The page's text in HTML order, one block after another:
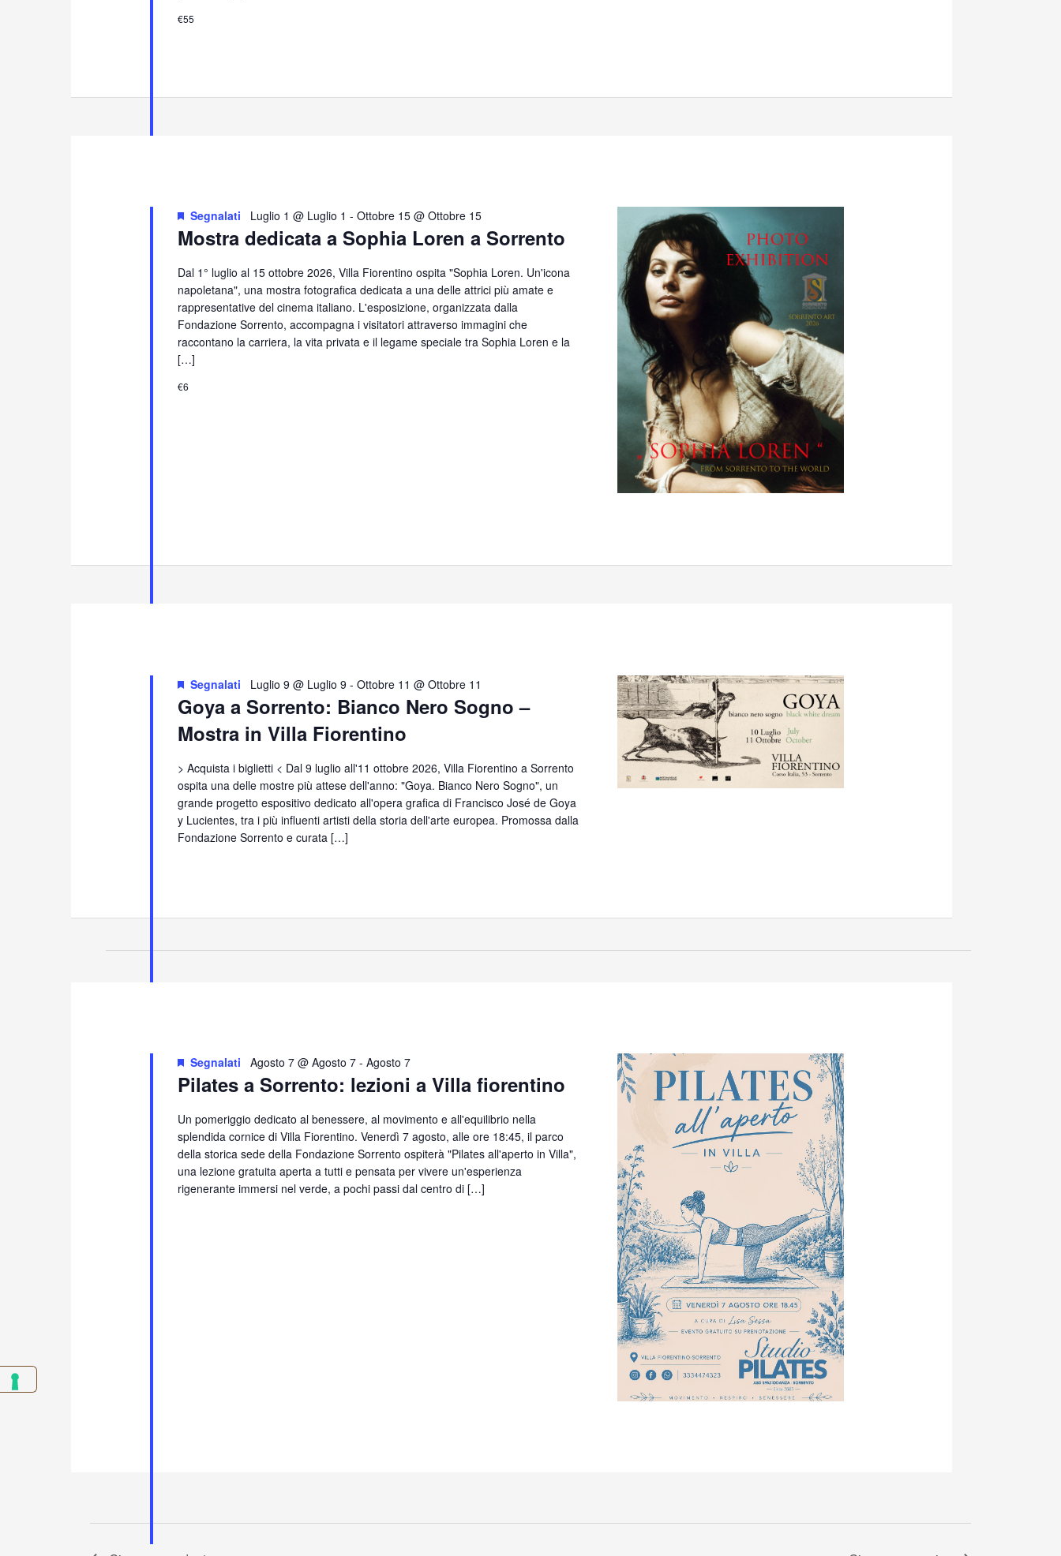
€55
Mostra dedicata a Sophia Loren a Sorrento
Segnalati Luglio 1 @ Luglio 1 -Ottobre 15 @ Ottobre 15
Dal 1° luglio al 15 ottobre 2026, Villa Fiorentino ospita "Sophia Loren. Un'icona
napoletana", una mostra fotografica dedicata a una delle attrici più amate e
rappresentative del cinema italiano. L'esposizione, organizzata dalla
Fondazione Sorrento, accompagna i visitatori attraverso immagini che
raccontano la carriera, la vita privata e il legame speciale tra Sophia Loren e la
[…]
€6
Goya a Sorrento: Bianco Nero Sogno –
Mostra in Villa Fiorentino
Segnalati Luglio 9 @ Luglio 9 -Ottobre 11 @ Ottobre 11
> Acquista i biglietti < Dal 9 luglio all'11 ottobre 2026, Villa Fiorentino a Sorrento
ospita una delle mostre più attese dell'anno: "Goya. Bianco Nero Sogno", un
grande progetto espositivo dedicato all'opera grafica di Francisco José de Goya
y Lucientes, tra i più influenti artisti della storia dell'arte europea. Promossa dalla
Fondazione Sorrento e curata […]
Pilates a Sorrento: lezioni a Villa fiorentino
Segnalati Agosto 7 @ Agosto 7 -Agosto 7
Un pomeriggio dedicato al benessere, al movimento e all'equilibrio nella
splendida cornice di Villa Fiorentino. Venerdì 7 agosto, alle ore 18:45, il parco
della storica sede della Fondazione Sorrento ospiterà "Pilates all'aperto in Villa",
una lezione gratuita aperta a tutti e pensata per vivere un'esperienza
rigenerante immersi nel verde, a pochi passi dal centro di […]